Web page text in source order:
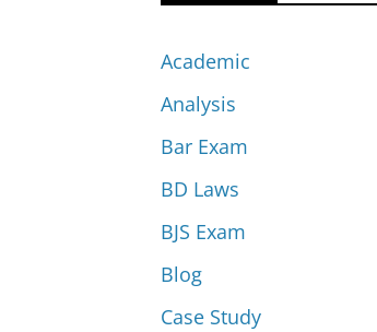
Academic
Analysis
Bar Exam
BD Laws
BJS Exam
Blog
Case Study